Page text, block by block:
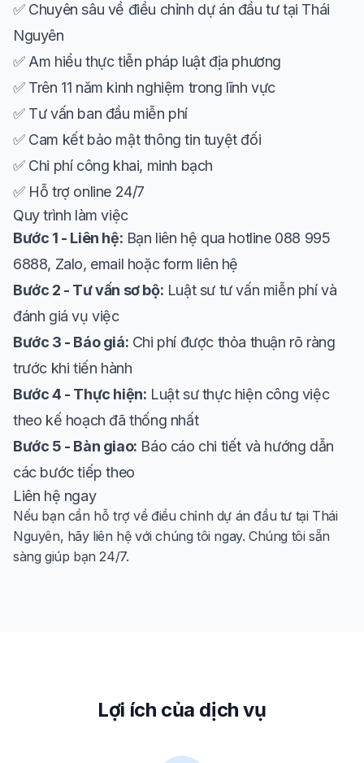
✅ Chuyên sâu về điều chỉnh dự án đầu tư tại Thái
Nguyên
✅ Am hiểu thực tiễn pháp luật địa phương
✅ Trên 11 năm kinh nghiệm trong lĩnh vực
✅ Tư vấn ban đầu miễn phí
✅ Cam kết bảo mật thông tin tuyệt đối
✅ Chi phí công khai, minh bạch
✅ Hỗ trợ online 24/7
Quy trình làm việc
Bước 1 - Liên hệ: Bạn liên hệ qua hotline 088 995
6888, Zalo, email hoặc form liên hệ
Bước 2 - Tư vấn sơ bộ: Luật sư tư vấn miễn phí và
đánh giá vụ việc
Bước 3 - Báo giá: Chi phí được thỏa thuận rõ ràng
trước khi tiến hành
Bước 4 - Thực hiện: Luật sư thực hiện công việc
theo kế hoạch đã thống nhất
Bước 5 - Bàn giao: Báo cáo chi tiết và hướng dẫn
các bước tiếp theo
Liên hệ ngay
Nếu bạn cần hỗ trợ về điều chỉnh dự án đầu tư tại Thái
Nguyên, hãy liên hệ với chúng tôi ngay. Chúng tôi sẵn
sàng giúp bạn 24/7.
Lợi ích của dịch vụ